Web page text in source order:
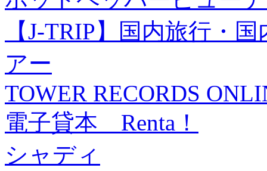
【J-TRIP】国内旅行・
アー
TOWER RECORDS
電子貸本 Renta！
シャディ